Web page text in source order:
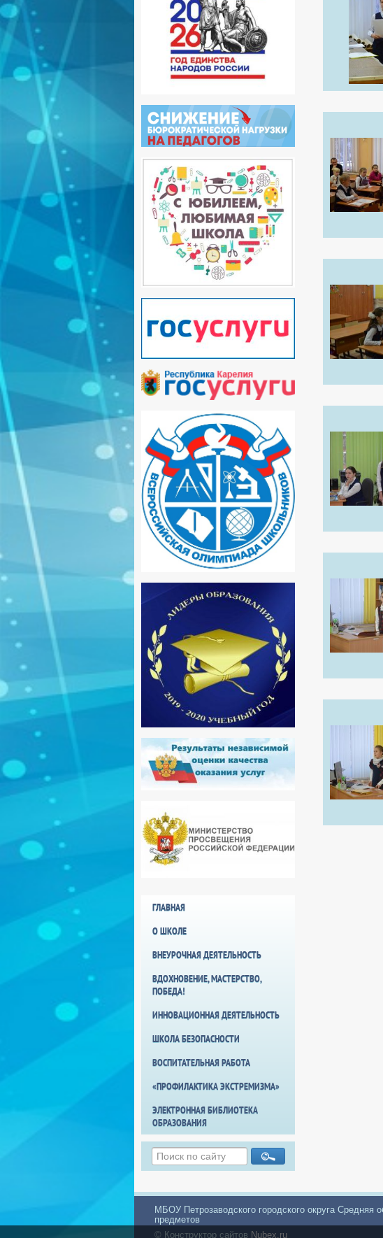
ГЛАВНАЯ
О ШКОЛЕ
ВНЕУРОЧНАЯ ДЕЯТЕЛЬНОСТЬ
ВДОХНОВЕНИЕ, МАСТЕРСТВО,
ПОБЕДА!
ИННОВАЦИОННАЯ ДЕЯТЕЛЬНОСТЬ
ШКОЛА БЕЗОПАСНОСТИ
ВОСПИТАТЕЛЬНАЯ РАБОТА
«ПРОФИЛАКТИКА ЭКСТРЕМИЗМА»
ЭЛЕКТРОННАЯ БИБЛИОТЕКА
ОБРАЗОВАНИЯ
МБОУ Петрозаводского городского округа
предметов
© Конструктор сайтов Nubex.ru